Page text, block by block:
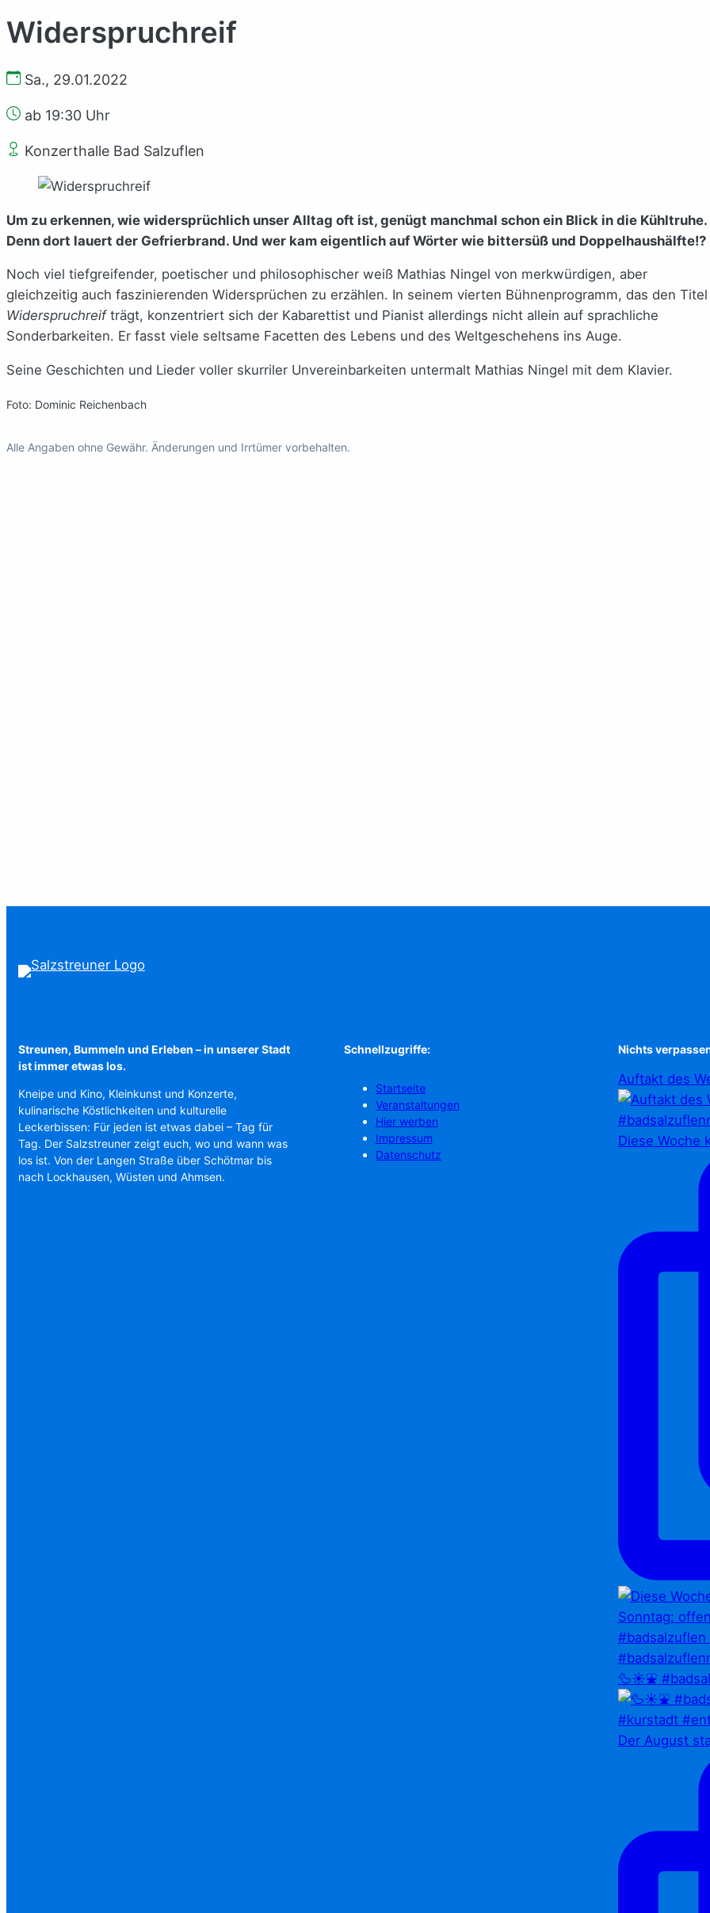
Widerspruchreif
Sa., 29.01.2022
ab 19:30 Uhr
Konzerthalle Bad Salzuflen
Um zu erkennen, wie widersprüchlich unser Alltag oft ist, genügt manchmal schon ein Blick in die Kühltruhe.
Denn dort lauert der Gefrierbrand. Und wer kam eigentlich auf Wörter wie bittersüß und Doppelhaushälfte!?
Noch viel tiefgreifender, poetischer und philosophischer weiß Mathias Ningel von merkwürdigen, aber
gleichzeitig auch faszinierenden Widersprüchen zu erzählen. In seinem vierten Bühnenprogramm, das den Titel
Widerspruchreifträgt, konzentriert sich der Kabarettist und Pianist allerdings nicht allein auf sprachliche
Sonderbarkeiten. Er fasst viele seltsame Facetten des Lebens und des Weltgeschehens ins Auge.
Seine Geschichten und Lieder voller skurriler Unvereinbarkeiten untermalt Mathias Ningel mit dem Klavier.
Foto: Dominic Reichenbach
Alle Angaben ohne Gewähr. Änderungen und Irrtümer vorbehalten.
Streunen, Bummeln und Erleben – in unserer Stadt
ist immer etwas los.
Kneipe und Kino, Kleinkunst und Konzerte,
kulinarische Köstlichkeiten und kulturelle
Leckerbissen: Für jeden ist etwas dabei – Tag für
Tag. Der Salzstreuner zeigt euch, wo und wann was
los ist. Von der Langen Straße über Schötmar bis
nach Lockhausen, Wüsten und Ahmsen.
Schnellzugriffe:
Startseite
Veranstaltungen
Hier werben
Impressum
Datenschutz
Nichts
Auftakt des
Diese Woche
🦆☀️⛲
Der August